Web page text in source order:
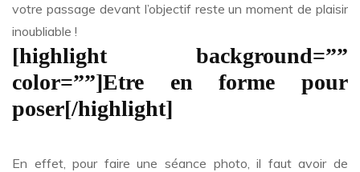
votre passage devant l’objectif reste un moment de plaisir
inoubliable !
[highlight background=””
color=””]Etre en forme pour
poser[/highlight]
En effet, pour faire une séance photo, il faut avoir de